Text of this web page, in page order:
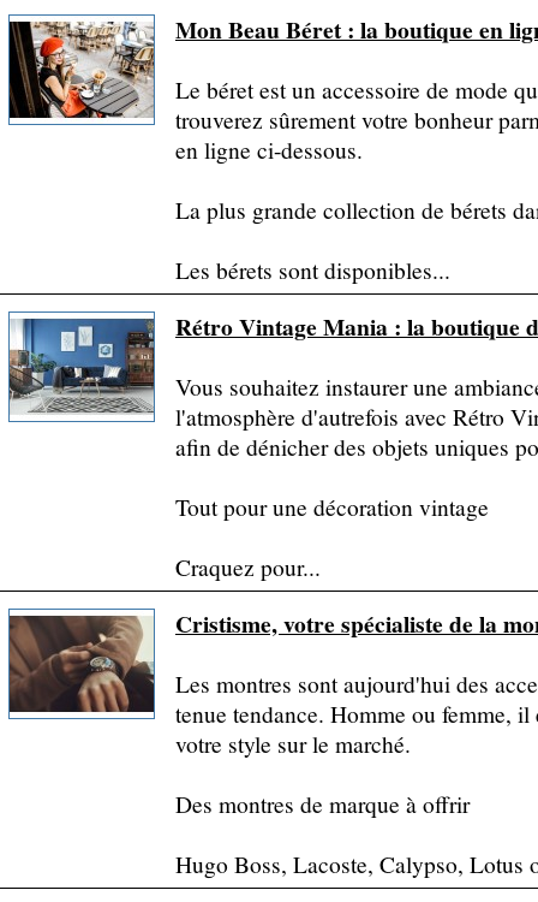
Mon Beau Béret : la boutique en
Le béret est un accessoire de mode
trouverez sûrement votre bonheur
en ligne ci-dessous.
La plus grande collection de bérets
Les bérets sont disponibles...
Rétro Vintage Mania : la boutique
Vous souhaitez instaurer une
l'atmosphère d'autrefois avec Rétro
afin de dénicher des objets uniques
Tout pour une décoration vintage
Craquez pour...
Cristisme, votre spécialiste de la
Les montres sont aujourd'hui des
tenue tendance. Homme ou femme,
votre style sur le marché.
Des montres de marque à offrir
Hugo Boss, Lacoste, Calypso, Lotus